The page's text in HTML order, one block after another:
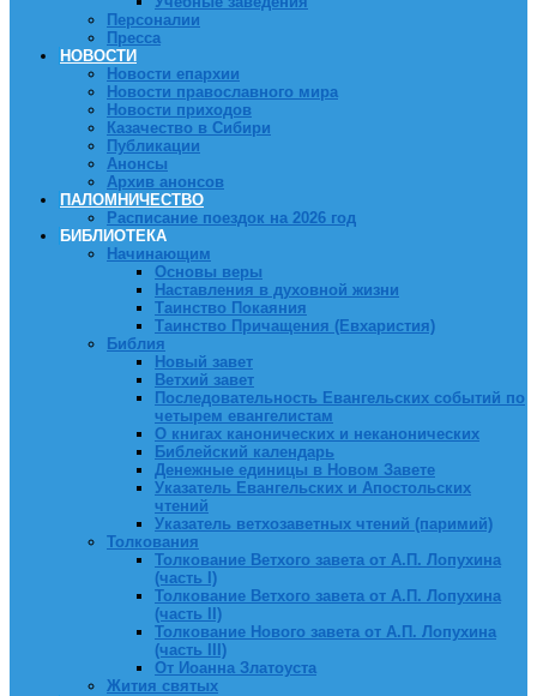
Персоналии
Пресса
НОВОСТИ
Новости епархии
Новости православного мира
Новости приходов
Казачество в Сибири
Публикации
Анонсы
Архив анонсов
ПАЛОМНИЧЕСТВО
Расписание поездок на 2026 год
БИБЛИОТЕКА
Начинающим
Основы веры
Наставления в духовной жизни
Таинство Покаяния
Таинство Причащения (Евхаристия)
Библия
Новый завет
Ветхий завет
Последовательность Евангельских событий по
четырем евангелистам
О книгах канонических и неканонических
Библейский календарь
Денежные единицы в Новом Завете
Указатель Евангельских и Апостольских
чтений
Указатель ветхозаветных чтений (паримий)
Толкования
Толкование Ветхого завета от А.П. Лопухина
(часть I)
Толкование Ветхого завета от А.П. Лопухина
(часть II)
Толкование Нового завета от А.П. Лопухина
(часть III)
От Иоанна Златоуста
Жития святых